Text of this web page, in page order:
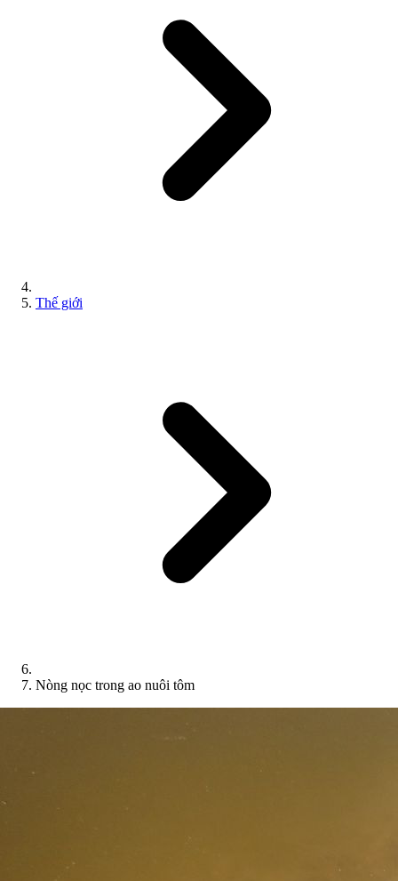
Thế giới
Nòng nọc trong ao nuôi tôm